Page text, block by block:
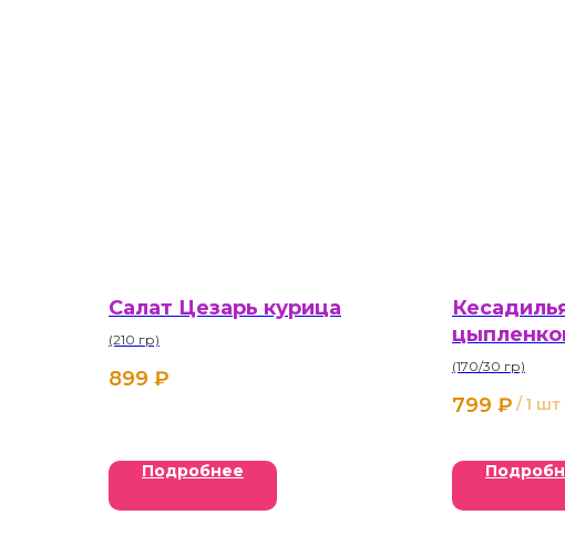
Салат Цезарь курица
(210 гр)
899 ₽
Подробнее
(170/30 гр)
799 ₽ / 1 шт